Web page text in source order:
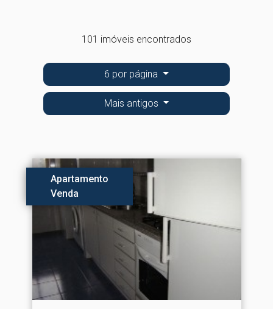
101 imóveis encontrados
6 por página
Mais antigos
Apartamento
Venda